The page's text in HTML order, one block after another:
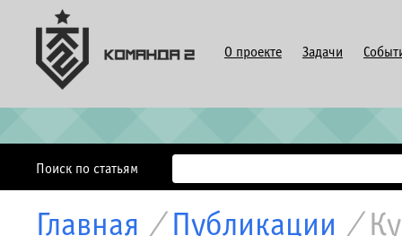
О проекте Задачи
Поиск по статьям
Главная / Публикации /